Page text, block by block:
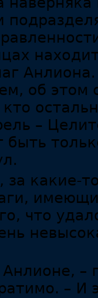
об этом
–
за какие-
что
–
–